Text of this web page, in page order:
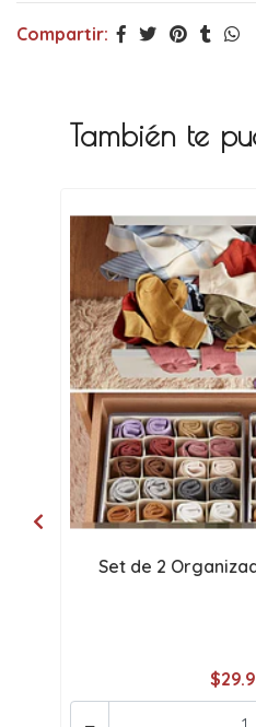
Compartir:
También te
Set de 2